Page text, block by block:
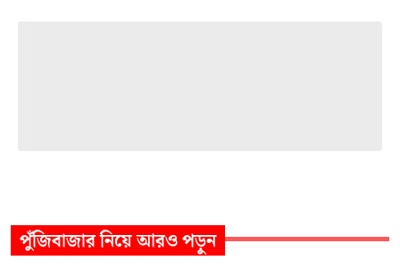
পুঁজিবাজারনিয়ে আরও পড়ুন